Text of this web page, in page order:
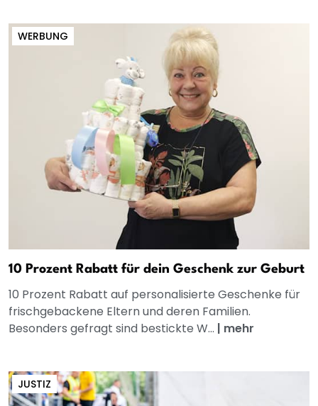
WERBUNG
10 Prozent Rabatt für dein Geschenk zur Geburt
10 Prozent Rabatt auf personalisierte Geschenke für
frischgebackene Eltern und deren Familien.
Besonders gefragt sind bestickte W... | mehr
JUSTIZ